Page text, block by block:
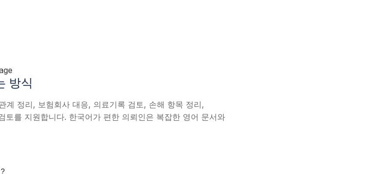
방식
계 정리, 보험회사 대응, 의료기록 검토, 손해 항목 정리,
를 지원합니다. 한국어가 편한 의뢰인은 복잡한 영어 문서와